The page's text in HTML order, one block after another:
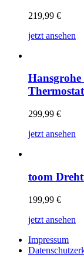
219,99 €
jetzt ansehen
Hansgrohe
Thermostat
299,99 €
jetzt ansehen
toom
199,99 €
jetzt ansehen
Impressum